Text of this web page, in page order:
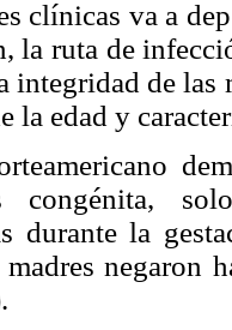
clínicas va a
la ruta de
integridad de las
la edad y
congénita,
durante la
negaron